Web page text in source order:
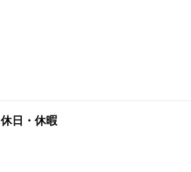
休日・休暇